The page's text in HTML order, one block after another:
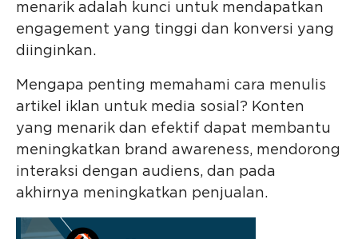
menarik adalah kunci untuk mendapatkan
engagement yang tinggi dan konversi yang
diinginkan.
Mengapa penting memahami cara menulis
artikel iklan untuk media sosial? Konten
yang menarik dan efektif dapat membantu
meningkatkan brand awareness, mendorong
interaksi dengan audiens, dan pada
akhirnya meningkatkan penjualan.